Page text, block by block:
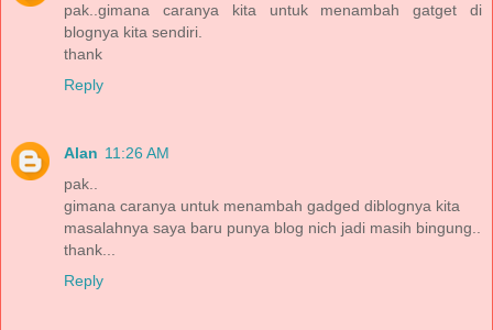
pak..gimana caranya kita untuk menambah gatget di
blognya kita sendiri.
thank
Reply
Alan 11:26 AM
pak..
gimana caranya untuk menambah gadged diblognya kita
masalahnya saya baru punya blog nich jadi masih bingung..
thank...
Reply